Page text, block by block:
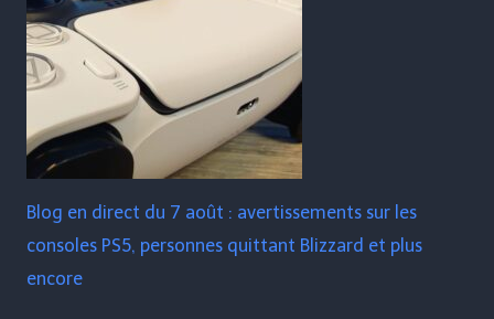
Blog en direct du 7 août : avertissements sur les
consoles PS5, personnes quittant Blizzard et plus
encore